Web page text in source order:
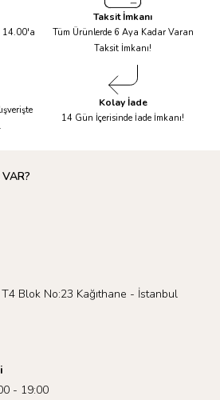
14.00'a
Taksit İmkanı
Tüm Ürünlerde 6 Aya Kadar Varan
Taksit İmkanı!
Kolay İade
14 Gün İçerisinde İade İmkanı!
Blok No:23 Kağıthane - İstanbul
- 19:00